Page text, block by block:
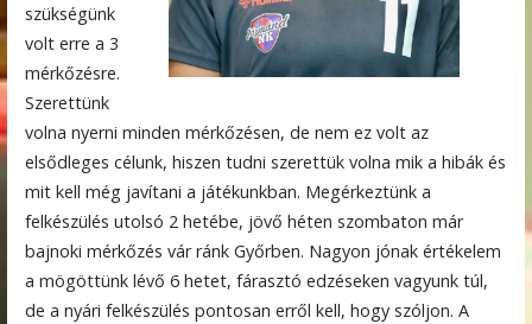
szükségünk
volt erre a 3
mérkőzésre.
Szerettünk
volna nyerni minden mérkőzésen, de nem ez volt az
elsődleges célunk, hiszen tudni szerettük volna mik a hibák és
mit kell még javítani a játékunkban. Megérkeztünk a
felkészülés utolsó 2 hetébe, jövő héten szombaton már
bajnoki mérkőzés vár ránk Győrben. Nagyon jónak értékelem
a mögöttünk lévő 6 hetet, fárasztó edzéseken vagyunk túl,
de a nyári felkészülés pontosan erről kell, hogy szóljon. A